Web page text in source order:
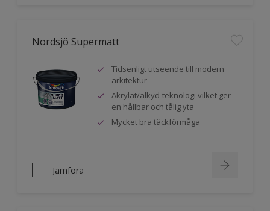
Nordsjö Supermatt
Tidsenligt utseende till modern
arkitektur
Akrylat/alkyd-teknologi vilket ger
en hållbar och tålig yta
Mycket bra täckförmåga
Jämföra